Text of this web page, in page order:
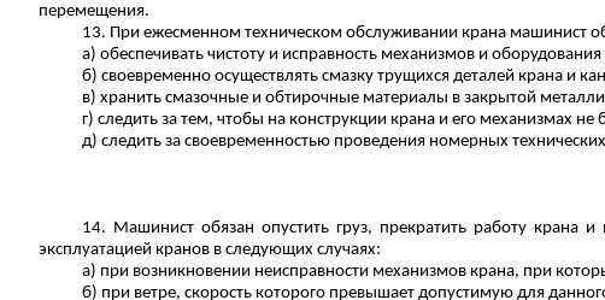
перемещения.
13. При ежесменном техническом обслуживании крана машинист
а) обеспечивать чистоту и исправность механизмов и оборудования
б) своевременно осуществлять смазку трущихся деталей крана и
в) хранить смазочные и обтирочные материалы в закрытой
г) следить за тем, чтобы на конструкции крана и его механизмах
д) следить за своевременностью проведения номерных
14. Машинист обязан опустить груз, прекратить работу крана
эксплуатацией кранов в следующих случаях:
а) при возникновении неисправности механизмов крана, при
б) при ветре, скорость которого превышает допустимую для